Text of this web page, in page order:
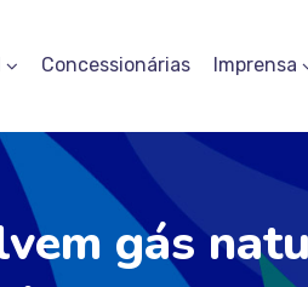
Concessionárias Imprensa
gás